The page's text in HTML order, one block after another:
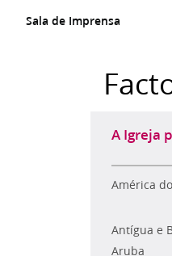
Sala de Imprensa
A Igreja
América
Antígua e
Aruba